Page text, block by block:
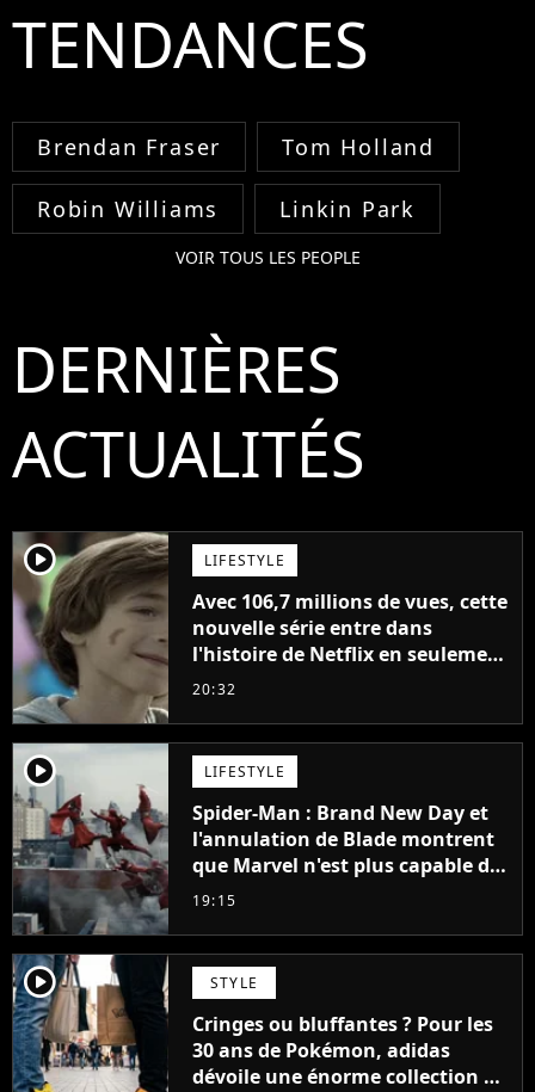
TENDANCES
Brendan Fraser Tom Holland
Robin Williams Linkin Park
VOIR TOUS LES PEOPLE
DERNIÈRES
ACTUALITÉS
player2 LIFESTYLE
Avec 106,7 millions de vues, cette
nouvelle série entre dans
l'histoire de Netflix en seulement
48 jours
20:32
player2 LIFESTYLE
Spider-Man : Brand New Day et
l'annulation de Blade montrent
que Marvel n'est plus capable de
faire quoi que ce soit de simple
19:15
player2 STYLE
Cringes ou bluffantes ? Pour les
30 ans de Pokémon, adidas
dévoile une énorme collection de